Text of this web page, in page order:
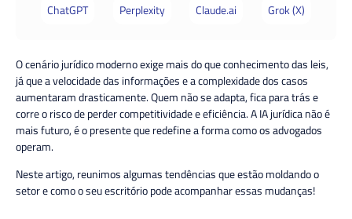
ChatGPT
Perplexity Claude.ai Grok (X)
O cenário jurídico moderno exige mais do que conhecimento das leis,
já que a velocidade das informações e a complexidade dos casos
aumentaram drasticamente. Quem não se adapta, fica para trás e
corre o risco de perder competitividade e eficiência. A IA jurídica não é
mais futuro, é o presente que redefine a forma como os advogados
operam.
Neste artigo, reunimos algumas tendências que estão moldando o
setor e como o seu escritório pode acompanhar essas mudanças!